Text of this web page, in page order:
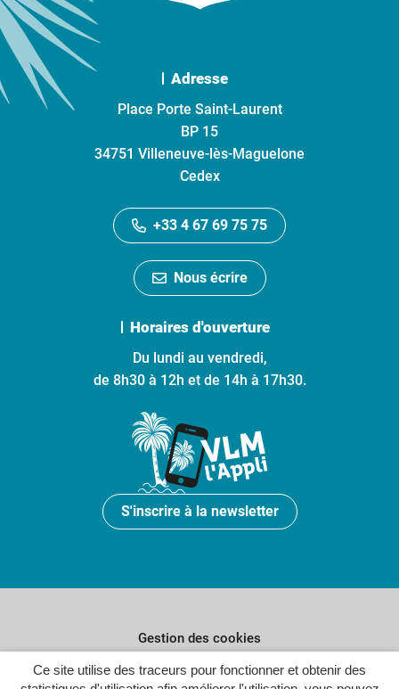
Ce site utilise des traceurs pour fonctionner et obtenir des
Adresse
Place Porte Saint-Laurent
BP 15
34751 Villeneuve-lès-Maguelone
Cedex
+33 4 67 69 75 75
Nous écrire
Horaires d'ouverture
Du lundi au vendredi,
de 8h30 à 12h et de 14h à 17h30.
S'inscrire à la newsletter
Gestion des cookies
Plan du site